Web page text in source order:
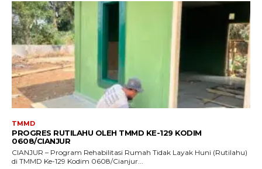
TMMD
PROGRES RUTILAHU OLEH TMMD KE-129 KODIM
0608/CIANJUR
CIANJUR – Program Rehabilitasi Rumah Tidak Layak Huni (Rutilahu)
di TMMD Ke-129 Kodim 0608/Cianjur...